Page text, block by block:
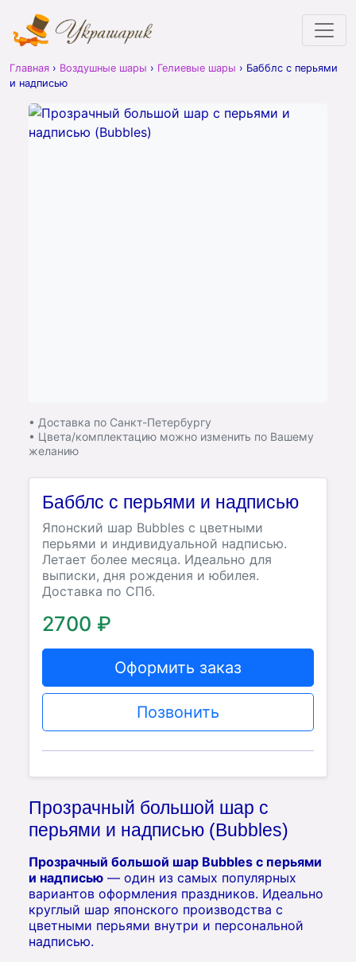
Главная › Воздушные шары › Гелиевые шары › Бабблс с перьями
и надписью
• Доставка по Санкт-Петербургу
• Цвета/комплектацию можно изменить по Вашему
желанию
Бабблс с перьями и надписью
Японский шар Bubbles с цветными
перьями и индивидуальной надписью.
Летает более месяца. Идеально для
выписки, дня рождения и юбилея.
Доставка по СПб.
2700 ₽
Оформить заказ
Позвонить
Прозрачный большой шар с
перьями и надписью (Bubbles)
Прозрачный большой шар Bubbles с перьями
и надписью — один из самых популярных
вариантов оформления праздников. Идеально
круглый шар японского производства с
цветными перьями внутри и персональной
надписью.